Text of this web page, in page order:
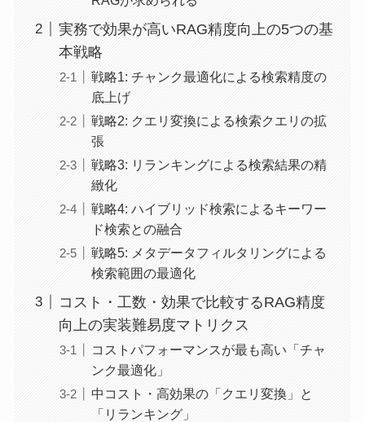
実務で効果が高いRAG精度向上の5つの基
本戦略
戦略1: チャンク最適化による検索精度の
底上げ
戦略2: クエリ変換による検索クエリの拡
張
戦略3: リランキングによる検索結果の精
緻化
戦略4: ハイブリッド検索によるキーワー
ド検索との融合
戦略5: メタデータフィルタリングによる
検索範囲の最適化
コスト・工数・効果で比較するRAG精度
向上の実装難易度マトリクス
コストパフォーマンスが最も高い「チャ
ンク最適化」
中コスト・高効果の「クエリ変換」と
「リランキング」